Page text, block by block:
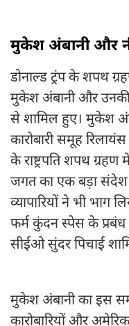
मुकेश अंबानी और
डोनाल्ड ट्रंप के शपथ
मुकेश अंबानी और उनकी
से शामिल हुए। मुकेश
कारोबारी समूह
के राष्ट्रपति शपथ ग्रहण
जगत का एक बड़ा संदेश
व्यापारियों ने भी भाग
फर्म कुंदन स्पेस के
सीईओ सुंदर पिचाई
मुकेश अंबानी का इस
कारोबारियों और